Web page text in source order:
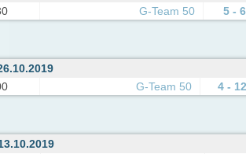
G-Team 50 5 - 6
G-Team 50 4 - 12